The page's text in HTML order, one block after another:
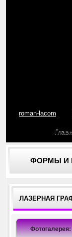
roman-lacom
ФОРМЫ И
ЛАЗЕРНАЯ
Фотогалерея: